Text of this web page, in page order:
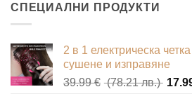
СПЕЦИАЛНИ ПРОДУКТИ
2 в 1 електрическа
сушене и изправяне
39.99€ (78.21 лв.)